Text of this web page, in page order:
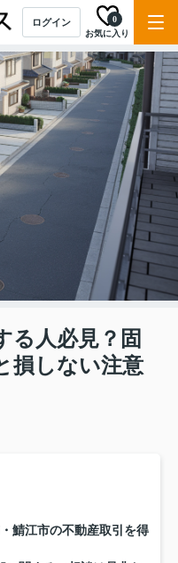
ログイン
お気に入り
0
る人必見？固
損しない注意
鯖江市の不動産取引を得